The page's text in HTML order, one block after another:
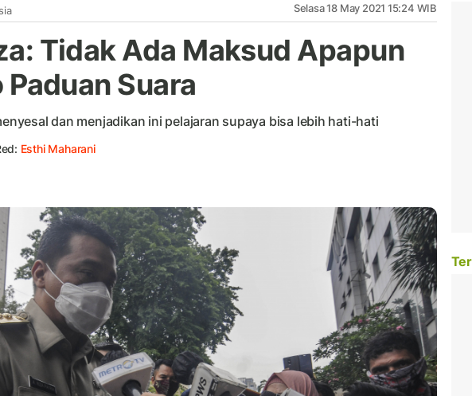
Selasa 18 May 2021 15:24 WIB
Tidak Ada Maksud Apapun
Suara
dan menjadikan ini pelajaran supaya bisa lebih hati-hati
Esthi Maharani